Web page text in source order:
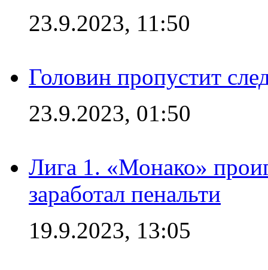
23.9.2023, 11:50
Головин пропустит
23.9.2023, 01:50
Лига 1. «Монако»
заработал пенальти
19.9.2023, 13:05